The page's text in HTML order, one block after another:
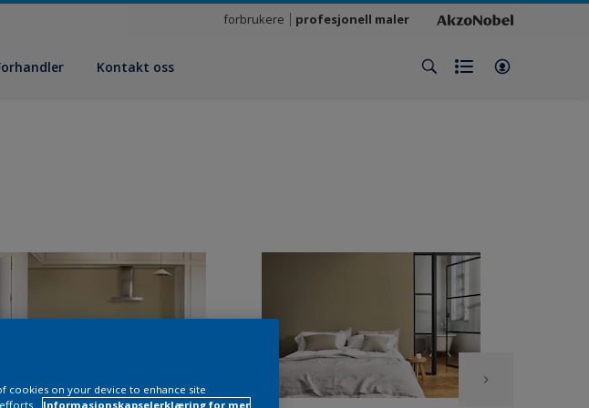
forbrukere profesjonell maler
Kontakt oss
cookies on your device to enhance site
Informasjonskapselerklæring for mer